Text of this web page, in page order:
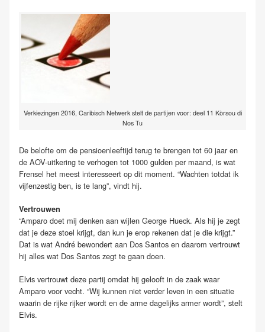
Verkiezingen 2016, Caribisch Netwerk stelt de partijen voor: deel 11 Kòrsou di
Nos Tu
De belofte om de pensioenleeftijd terug te brengen tot 60 jaar en
de AOV-uitkering te verhogen tot 1000 gulden per maand, is wat
Frensel het meest interesseert op dit moment. “Wachten totdat ik
vijfenzestig ben, is te lang”, vindt hij.
Vertrouwen
“Amparo doet mij denken aan wijlen George Hueck. Als hij je zegt
dat je deze stoel krijgt, dan kun je erop rekenen dat je die krijgt.”
Dat is wat André bewondert aan Dos Santos en daarom vertrouwt
hij alles wat Dos Santos zegt te gaan doen.
Elvis vertrouwt deze partij omdat hij gelooft in de zaak waar
Amparo voor vecht. “Wij kunnen niet verder leven in een situatie
waarin de rijke rijker wordt en de arme dagelijks armer wordt”, stelt
Elvis.